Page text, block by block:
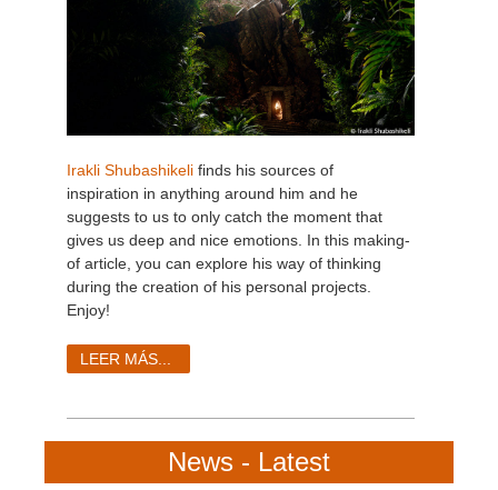
Irakli Shubashikeli finds his sources of
inspiration in anything around him and he
suggests to us to only catch the moment that
gives us deep and nice emotions. In this making-
of article, you can explore his way of thinking
during the creation of his personal projects.
Enjoy!
LEER MÁS...
News - Latest